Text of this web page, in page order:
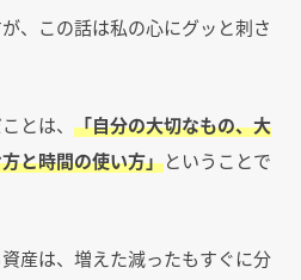
、この話は私の心にグッと刺さ
とは、 「自分の大切なもの、大
と時間の使い方」ということで
産は、増えた減ったもすぐに分